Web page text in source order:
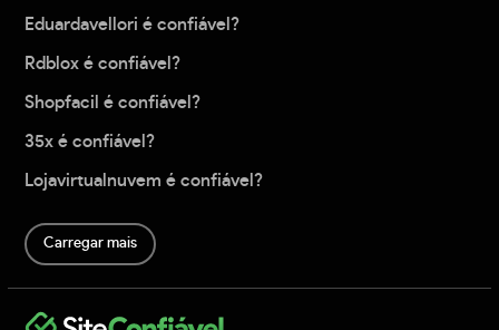
Eduardavellori é confiável?
Rdblox é confiável?
Shopfacil é confiável?
35x é confiável?
Lojavirtualnuvem é confiável?
Carregar mais